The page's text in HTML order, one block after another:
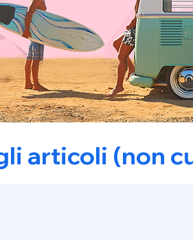
articoli (non